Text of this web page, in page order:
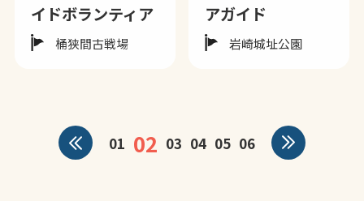
イドボランティア
桶狭間古戦場
アガイド
岩崎城址公園
01 02 03 04 05 06